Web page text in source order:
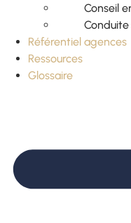
Conseil
Référentiel agences
Ressources
Glossaire